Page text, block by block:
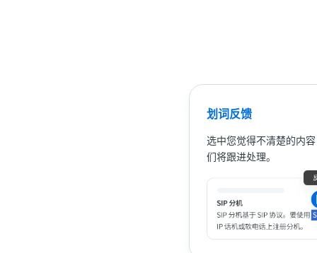
划词反馈
选中您觉得不清楚的内
们将跟进处理。